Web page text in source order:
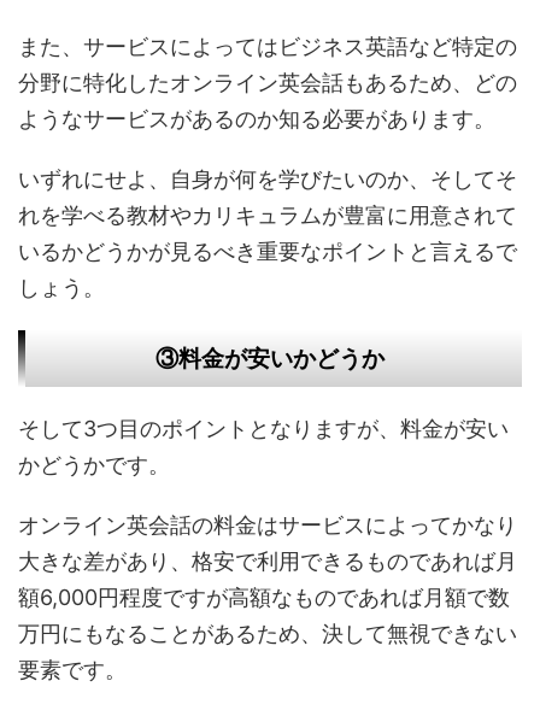
また、サービスによってはビジネス英語など特定の
分野に特化したオンライン英会話もあるため、どの
ようなサービスがあるのか知る必要があります。
いずれにせよ、自身が何を学びたいのか、そしてそ
れを学べる教材やカリキュラムが豊富に用意されて
いるかどうかが見るべき重要なポイントと言えるで
しょう。
③料金が安いかどうか
そして3つ目のポイントとなりますが、料金が安い
かどうかです。
オンライン英会話の料金はサービスによってかなり
大きな差があり、格安で利用できるものであれば月
額6,000円程度ですが高額なものであれば月額で数
万円にもなることがあるため、決して無視できない
要素です。